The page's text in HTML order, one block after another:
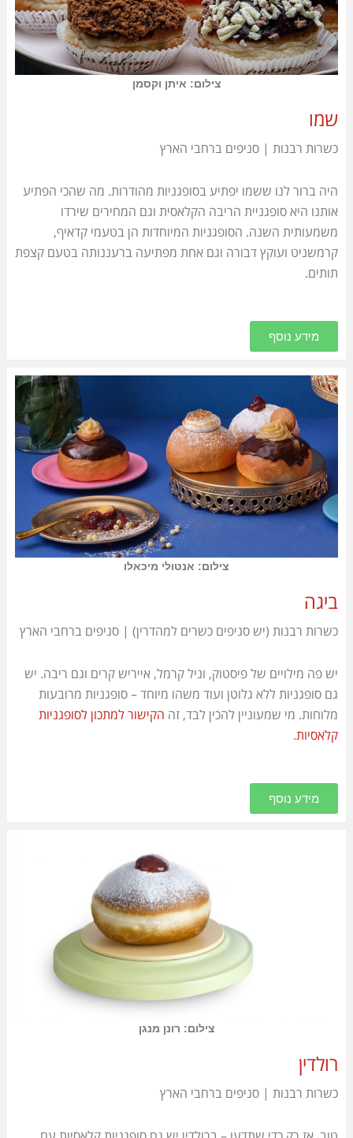
צילום: איתן וקסמן
שמו
כשרות רבנות | סניפים ברחבי הארץ
היה ברור לנו ששמו יפתיע בסופגניות מהודרות. מה שהכי הפתיע
אותנו היא סופגניית הריבה הקלאסית וגם המחירים שירדו
משמעותית השנה. הסופגניות המיוחדות הן בטעמי קדאיף,
קרמשניט ועוקץ דבורה וגם אחת מפתיעה ברעננותה בטעם קצפת
תותים.
מידע נוסף
צילום: אנטולי מיכאלו
ביגה
כשרות רבנות (יש סניפים כשרים למהדרין) | סניפים ברחבי הארץ
יש פה מילויים של פיסטוק, וניל קרמל, אייריש קרים וגם ריבה. יש
גם סופגניות ללא גלוטן ועוד משהו מיוחד – סופגניות מרובעות
מלוחות. מי שמעוניין להכין לבד, זה הקישור למתכון לסופגניות
קלאסיות.
מידע נוסף
צילום: רונן מנגן
רולדין
כשרות רבנות | סניפים ברחבי הארץ